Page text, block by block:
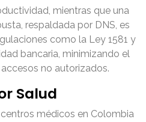
mientras que una
respaldada por DNS, es
como la Ley 1581 y
bancaria, minimizando el
no autorizados.
Salud
médicos en Colombia